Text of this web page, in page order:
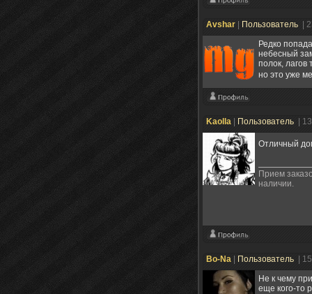
Avshar Пользователь
|
Редко
небесный
полок, лагов
но это уже
Kaolla Пользователь |
Отличный
Прием
наличии.
Bo-Na Пользователь
|
Не к чему
еще кого-то